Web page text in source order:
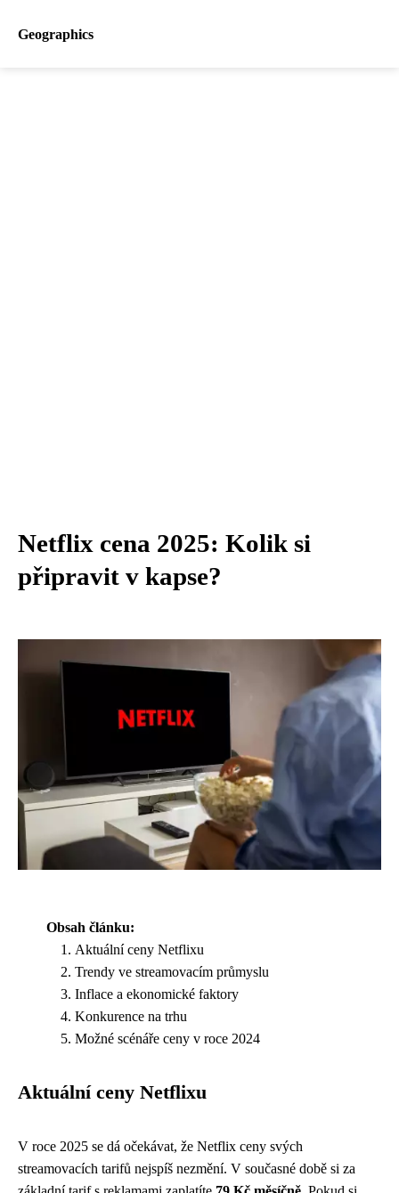
Geographics
Netflix cena 2025: Kolik si
připravit v kapse?
Obsah článku:
Aktuální ceny Netflixu
Trendy ve streamovacím průmyslu
Inflace a ekonomické faktory
Konkurence na trhu
Možné scénáře ceny v roce 2024
Aktuální ceny Netflixu
V roce 2025 se dá očekávat, že Netflix ceny svých
streamovacích tarifů nejspíš nezmění. V současné době si za